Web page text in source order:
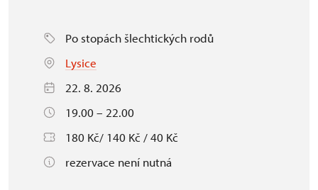
Po stopách šlechtických rodů
Lysice
22. 8. 2026
19.00 – 22.00
180 Kč/ 140 Kč / 40 Kč
rezervace není nutná